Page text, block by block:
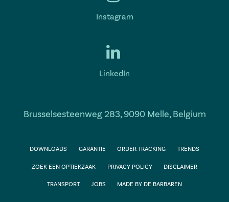
Instagram
LinkedIn
Brusselsesteenweg 283, 9090 Melle, Belgium
DOWNLOADS GARANTIE ORDER TRACKING TRENDS
ZOEK EEN OPTIEKZAAK PRIVACY POLICY DISCLAIMER
TRANSPORT JOBS MADE BY DE BARBAREN